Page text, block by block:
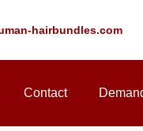
hairbundles.com
Contact